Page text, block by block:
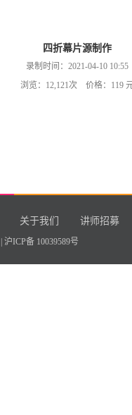
四折幕片源制作
录制时间：2021-04-10 10:55
浏览：12,121次 价格：119
关于我们 讲师招募
沪ICP备 10039589号